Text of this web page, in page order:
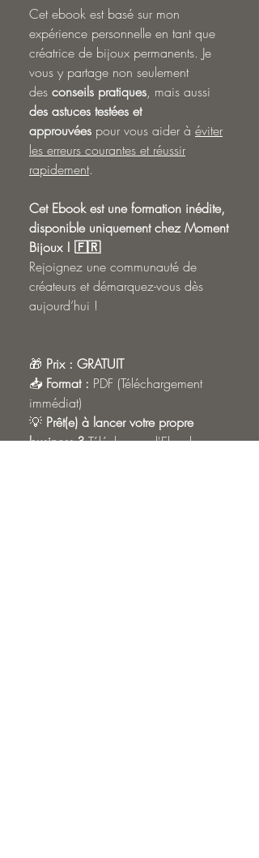
Cet ebook est basé sur mon
expérience personnelle en tant que
créatrice de bijoux permanents. Je
vous y partage non seulement
des conseils pratiques, mais aussi
des astuces testées et
approuvées pour vous aider à éviter
les erreurs courantes et réussir
rapidement.
Cet Ebook est une formation inédite,
disponible uniquement chez Moment
Bijoux ! 🇫🇷
Rejoignez une communauté de
créateurs et démarquez-vous dès
aujourd’hui !
🎁 Prix : GRATUIT
📥 Format : PDF (Téléchargement
immédiat)
💡 Prêt(e) à lancer votre propre
business ?Téléchargez l'Ebook